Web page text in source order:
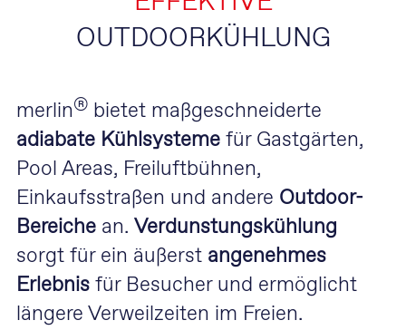
OUTDOORKÜHLUNG
merlin®bietet maßgeschneiderte
adiabate Kühlsystemefür Gastgärten,
Pool Areas, Freiluftbühnen,
Einkaufsstraßen und andere Outdoor-
Bereichean. Verdunstungskühlung
sorgt für ein äußerst angenehmes
Erlebnisfür Besucher und ermöglicht
längere Verweilzeiten im Freien.